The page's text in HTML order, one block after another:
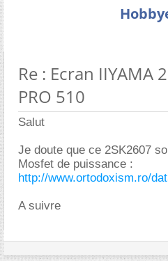
Re : Ecran IIYAMA
PRO 510
Salut
Je doute que ce 2SK2607
Mosfet de puissance :
http://www.ortodoxism.ro/
A suivre